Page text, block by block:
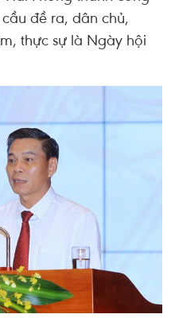
đề ra, dân chủ,
thực sự là Ngày hội